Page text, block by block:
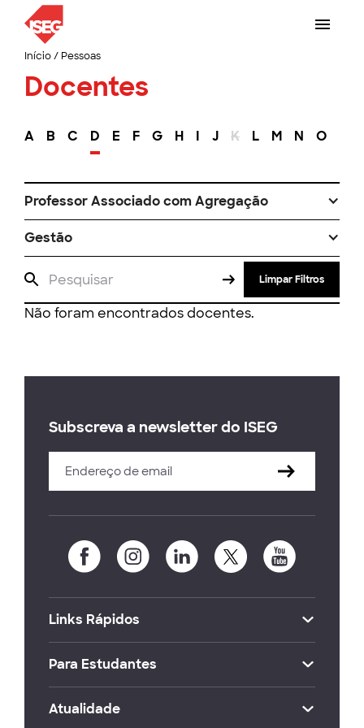
Início/ Pessoas
Docentes
A B C D E F G H I J K L M N O
Professor Associado com Agregação
Gestão
Limpar Filtros
Não foram encontrados docentes.
Subscreva a newsletter do ISEG
Links Rápidos
Para Estudantes
Atualidade